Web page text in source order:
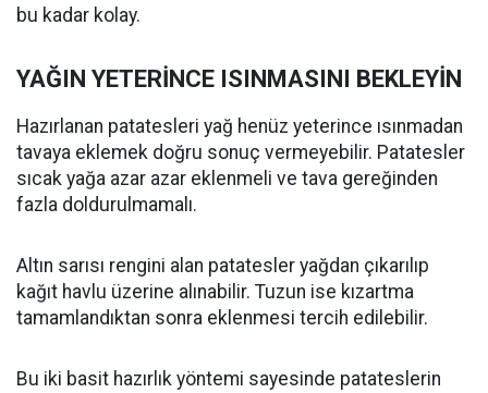
bu kadar kolay.
YAĞIN YETERİNCE ISINMASINI BEKLEYİN
Hazırlanan patatesleri yağ henüz yeterince ısınmadan
tavaya eklemek doğru sonuç vermeyebilir. Patatesler
sıcak yağa azar azar eklenmeli ve tava gereğinden
fazla doldurulmamalı.
Altın sarısı rengini alan patatesler yağdan çıkarılıp
kağıt havlu üzerine alınabilir. Tuzun ise kızartma
tamamlandıktan sonra eklenmesi tercih edilebilir.
Bu iki basit hazırlık yöntemi sayesinde patateslerin